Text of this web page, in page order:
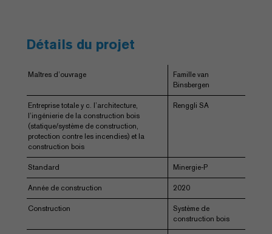
Détails du projet
Maîtres d’ouvrage
Famille van
Binsbergen
Entreprise totale y c. l’architecture,
l’ingénierie de la construction bois
(statique/système de construction,
protection contre les incendies) et la
construction bois
Renggli SA
Standard Minergie-P
Année de construction 2020
Construction
Système de
construction bois